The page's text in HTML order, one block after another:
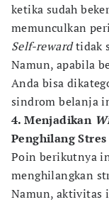
ketika sudah
memunculkan
Self-rewardtidak
Namun, apabila
Anda bisa
sindrom belanja
4. Menjadikan
Penghilang Stres
Poin berikutnya
menghilangkan
Namun, aktivitas